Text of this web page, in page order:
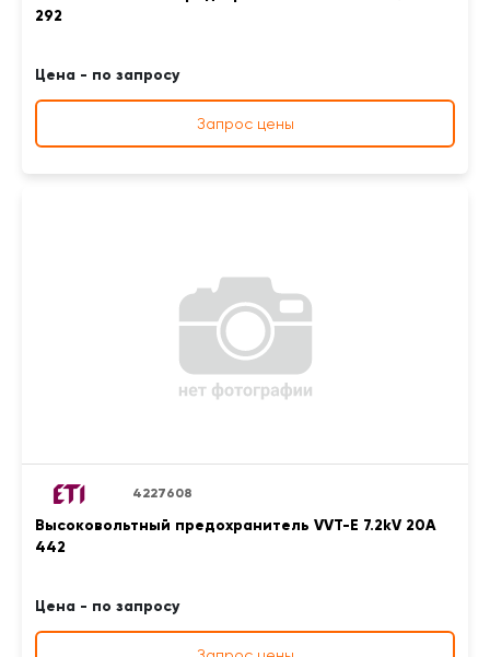
292
Цена - по запросу
Запрос цены
4227608
Высоковольтный предохранитель VVT-E 7.2kV 20A
442
Цена - по запросу